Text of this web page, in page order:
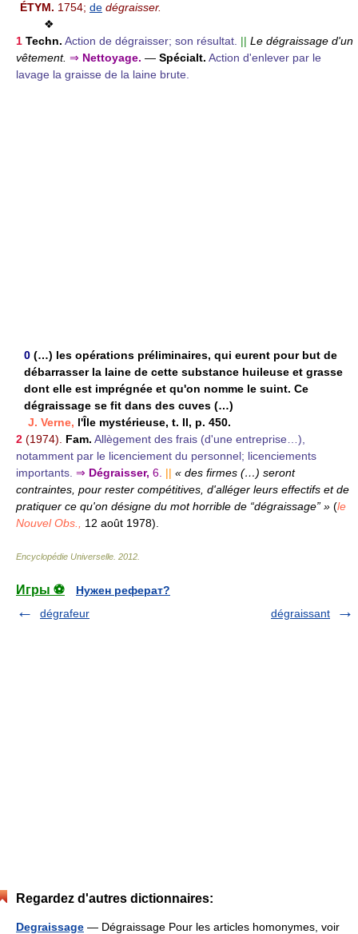
ÉTYM. 1754; de dégraisser.
❖
1 Techn. Action de dégraisser; son résultat. || Le dégraissage d'un
vêtement. ⇒ Nettoyage. — Spécialt. Action d'enlever par le
lavage la graisse de la laine brute.
0 (…) les opérations préliminaires, qui eurent pour but de
débarrasser la laine de cette substance huileuse et grasse
dont elle est imprégnée et qu'on nomme le suint. Ce
dégraissage se fit dans des cuves (…)
J. Verne, l'Île mystérieuse, t. II, p. 450.
2 (1974). Fam. Allègement des frais (d'une entreprise…),
notamment par le licenciement du personnel; licenciements
importants. ⇒ Dégraisser, 6. || « des firmes (…) seront
contraintes, pour rester compétitives, d'alléger leurs effectifs et de
pratiquer ce qu'on désigne du mot horrible de “dégraissage” » (le
Nouvel Obs.,
12 août 1978).
Encyclopédie Universelle 2012
Игры ⚽
Нужен реферат?
dégrafeur
dégraissant
Regardez d'autres dictionnaires:
Degraissage — Dégraissage Pour les articles homonymes, voir